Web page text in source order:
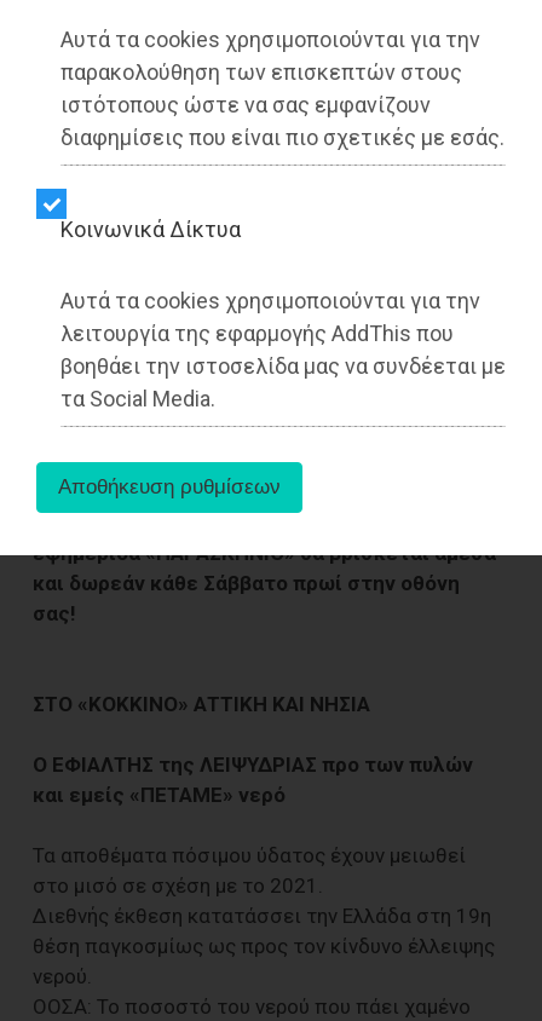
Αυτά τα cookies χρησιμοποιούνται για την
παρακολούθηση των επισκεπτών στους
ιστότοπους ώστε να σας εμφανίζουν
διαφημίσεις που είναι πιο σχετικές με εσάς.
Kοινωνικά Δίκτυα
Αυτά τα cookies χρησιμοποιούνται για την
λειτουργία της εφαρμογής AddThis που
βοηθάει την ιστοσελίδα μας να συνδέεται με
τα Social Media.
Dimotisnews | 01/08/2025 - 23:02
▶️ Ακούστε το κείμενο
εφημερίδα «ΠΑΡΑΣΚΗΝΙΟ» θα βρίσκεται άμεσα
και δωρεάν κάθε Σάββατο πρωί στην οθόνη
σας!
ΣΤΟ «ΚΟΚΚΙΝΟ» ΑΤΤΙΚΗ ΚΑΙ ΝΗΣΙΑ
Ο ΕΦΙΑΛΤΗΣ της ΛΕΙΨΥΔΡΙΑΣ προ των πυλών
και εμείς «ΠΕΤΑΜΕ» νερό
Τα αποθέματα πόσιμου ύδατος έχουν μειωθεί
στο μισό σε σχέση με το 2021.
Διεθνής έκθεση κατατάσσει την Ελλάδα στη 19η
θέση παγκοσμίως ως προς τον κίνδυνο έλλειψης
νερού.
ΟΟΣΑ: Το ποσοστό του νερού που πάει χαμένο